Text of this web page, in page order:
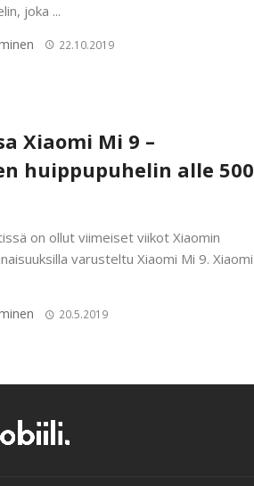
joka ...
22.10.2019
Xiaomi Mi 9 –
huippupuhelin alle 500
on ollut viimeiset viikot Xiaomin
varusteltu Xiaomi Mi 9. Xiaomi
20.5.2019